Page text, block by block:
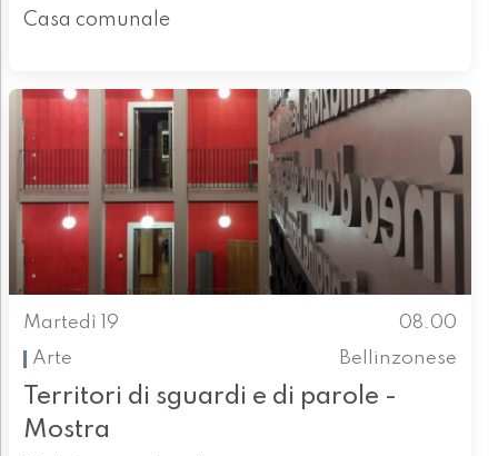
Casa comunale
Martedì 19
08.00
Arte
Bellinzonese
Territori di sguardi e di parole -
Mostra